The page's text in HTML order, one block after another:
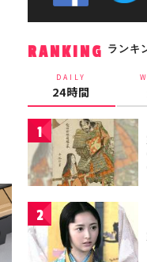
RANKING ランキ
DAILY
24時間
1
2